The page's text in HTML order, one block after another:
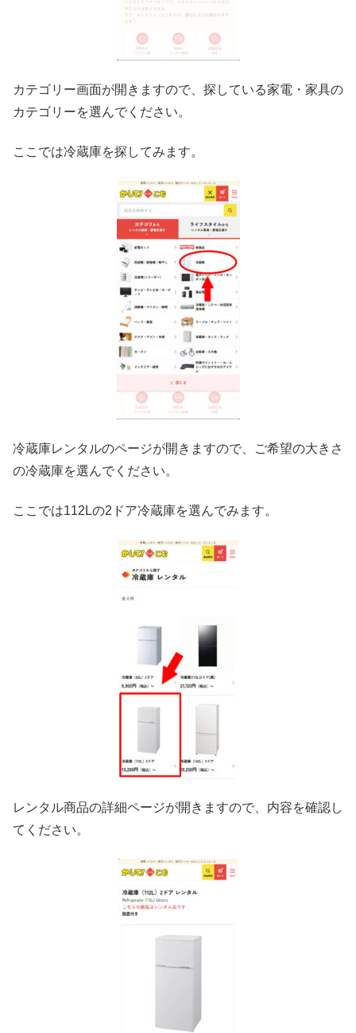
カテゴリー画面が開きますので、探している家電・家具の
カテゴリーを選んでください。
ここでは冷蔵庫を探してみます。
冷蔵庫レンタルのページが開きますので、ご希望の大きさ
の冷蔵庫を選んでください。
ここでは112Lの2ドア冷蔵庫を選んでみます。
レンタル商品の詳細ページが開きますので、内容を確認し
てください。